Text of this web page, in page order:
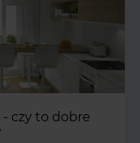
- czy to dobre